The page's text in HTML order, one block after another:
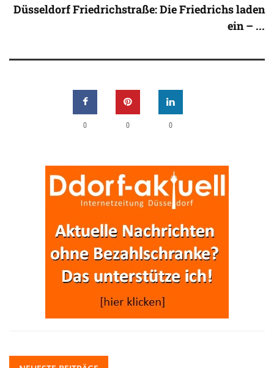
Düsseldorf Friedrichstraße: Die Friedrichs laden
ein – ...
0 0 0